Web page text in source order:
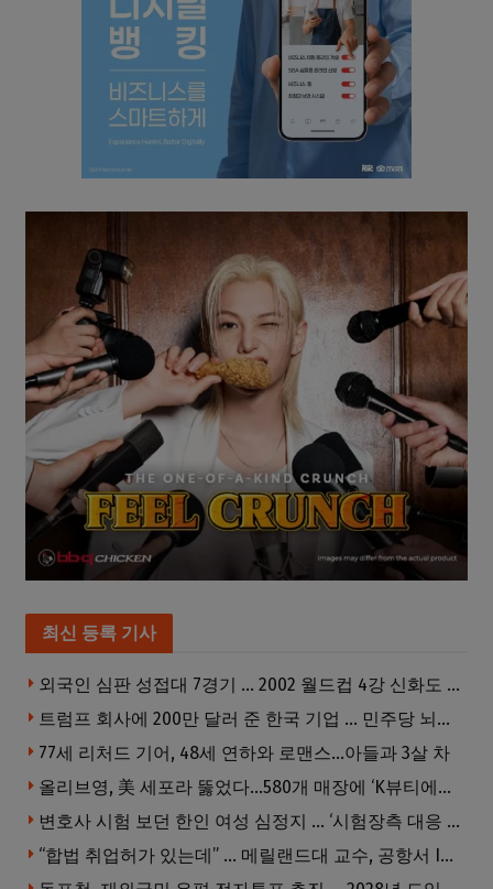
최신 등록 기사
외국인 심판 성접대 7경기 … 2002 월드컵 4강 신화도 흔들
트럼프 회사에 200만 달러 준 한국 기업 … 민주당 뇌물의혹 조사
77세 리처드 기어, 48세 연하와 로맨스…아들과 3살 차
올리브영, 美 세포라 뚫었다…580개 매장에 ‘K뷰티에딧’ 론칭
변호사 시험 보던 한인 여성 심정지 … ‘시험장측 대응 부적절’ 소송
“합법 취업허가 있는데” … 메릴랜드대 교수, 공항서 ICE에 체포, 구금 중